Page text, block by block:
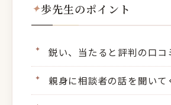
歩先生のポイント
鋭い、当たると評判の口コ
親身に相談者の話を聞いて